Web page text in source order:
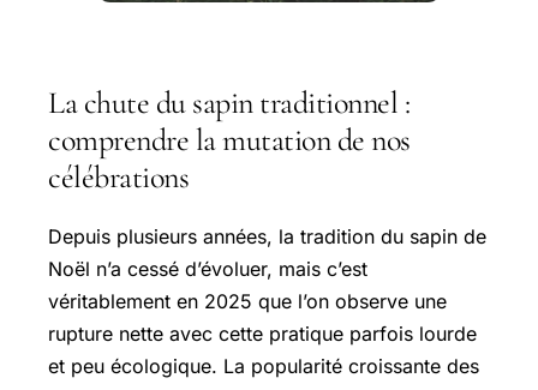
La chute du sapin traditionnel :
comprendre la mutation de nos
célébrations
Depuis plusieurs années, la tradition du sapin de
Noël n’a cessé d’évoluer, mais c’est
véritablement en 2025 que l’on observe une
rupture nette avec cette pratique parfois lourde
et peu écologique. La popularité croissante des